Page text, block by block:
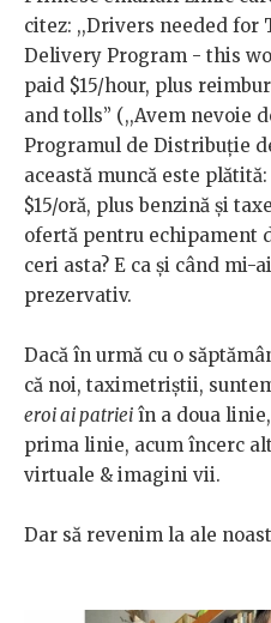
citez: ,,Drivers needed for
Delivery Program - this
paid $15/hour, plus
and tolls” (,,Avem nevoie
Programul de Distribuție
această muncă este
$15/oră, plus benzină și
ofertă pentru echipament
ceri asta? E ca și când mi-
prezervativ.
Dacă în urmă cu o
că noi, taximetriștii,
eroi ai patriei în a doua
prima linie, acum încerc
virtuale & imagini vii.
Dar să revenim la ale